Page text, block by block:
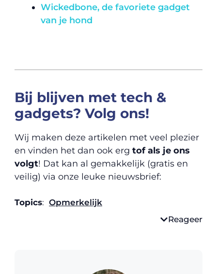
Wickedbone, de favoriete gadget
van je hond
Bij blijven met tech &
gadgets? Volg ons!
Wij maken deze artikelen met veel plezier
en vinden het dan ook erg tof als je ons
volgt! Dat kan al gemakkelijk (gratis en
veilig) via onze leuke nieuwsbrief:
Topics: Opmerkelijk
Reageer